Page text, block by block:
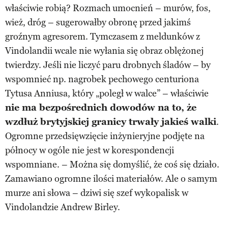
właściwie robią? Rozmach umocnień – murów, fos,
wież, dróg – sugerowałby obronę przed jakimś
groźnym agresorem. Tymczasem z meldunków z
Vindolandii wcale nie wyłania się obraz oblężonej
twierdzy. Jeśli nie liczyć paru drobnych śladów – by
wspomnieć np. nagrobek pechowego centuriona
Tytusa Anniusa, który „poległ w walce” – właściwie
nie ma bezpośrednich dowodów na to, że
wzdłuż brytyjskiej granicy trwały jakieś walki.
Ogromne przedsięwzięcie inżynieryjne podjęte na
północy w ogóle nie jest w korespondencji
wspomniane. – Można się domyślić, że coś się działo.
Zamawiano ogromne ilości materiałów. Ale o samym
murze ani słowa – dziwi się szef wykopalisk w
Vindolandzie Andrew Birley.